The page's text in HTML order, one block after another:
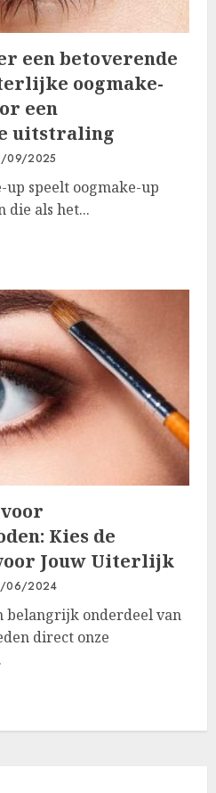
een betoverende
oogmake-
een
uitstraling
09/2025
speelt oogmake-up
die als het...
Kies de
Jouw Uiterlijk
06/2024
belangrijk onderdeel van
direct onze